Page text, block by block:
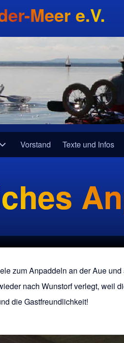
Meer e.V.
Vorstand Texte und Infos
zum Anpaddeln an der Aue
nach Wunstorf verlegt, weil
die Gastfreundlichkeit!